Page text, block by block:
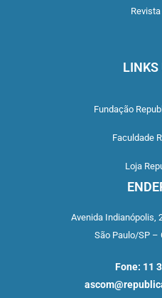
LINKS
Fundação
Faculdade
Loja
Avenida Indianópolis,
São Paulo/SP –
Fone: 11